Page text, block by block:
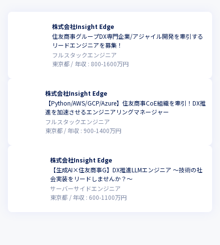
株式会社Insight Edge
住友商事グループDX専門企業/アジャイル開発を牽引する
リードエンジニアを募集！
フルスタックエンジニア
東京都
年収 : 800-1600万円
株式会社Insight Edge
【Python/AWS/GCP/Azure】住友商事CoE組織を牽引！DX推
進を加速させるエンジニアリングマネージャー
フルスタックエンジニア
東京都
年収 : 900-1400万円
株式会社Insight Edge
【生成AI×住友商事G】DX推進LLMエンジニア 〜技術の社
会実装をリードしませんか？〜
サーバーサイドエンジニア
東京都
年収 : 600-1100万円